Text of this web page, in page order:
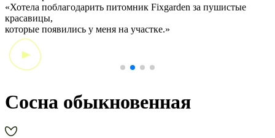
«Хотела поблагодарить питомник Fixgarden за пушистые
красавицы,
которые появились у меня на участке.»
Сосна обыкновенная